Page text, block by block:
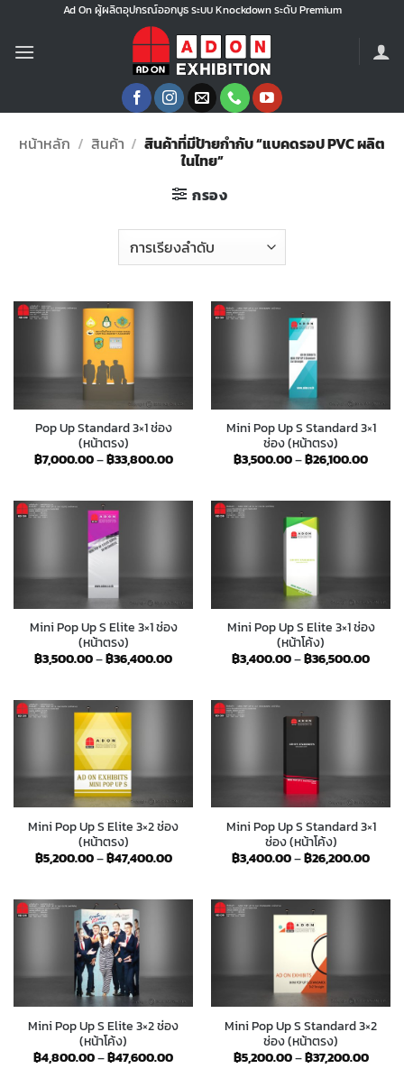
ยัง
Ad On ผู้ผลิตอุปกรณ์ออกบูธ ระบบ Knockdown ระดับ Premium
หน้าหลัก / สินค้า / สินค้าที่มีป้ายกำกับ “แบคดรอป PVC ผลิต
ในไทย”
กรอง
Pop Up Standard 3×1 ช่อง
(หน้าตรง)
฿7,000.00–฿33,800.00Price
฿33,800.00
Mini Pop Up S Standard 3×1
ช่อง (หน้าตรง)
฿3,500.00–฿26,100.00Price
฿
Mini Pop Up S Elite 3×1 ช่อง
(หน้าตรง)
฿3,500.00–฿36,400.00Price
฿36,400.00
Mini Pop Up S Elite 3×1 ช่อง
(หน้าโค้ง)
฿3,400.00–฿36,500.00Price
฿
Mini Pop Up S Elite 3×2 ช่อง
(หน้าตรง)
฿5,200.00–฿47,400.00Price
฿47,400.00
Mini Pop Up S Standard 3×1
ช่อง (หน้าโค้ง)
฿3,400.00–฿26,200.00Price
฿
Mini Pop Up S Elite 3×2 ช่อง
(หน้าโค้ง)
฿4,800.00–฿47,600.00Price
Mini Pop Up S Standard 3×2
ช่อง (หน้าตรง)
฿5,200.00–฿37,200.00Price
range: